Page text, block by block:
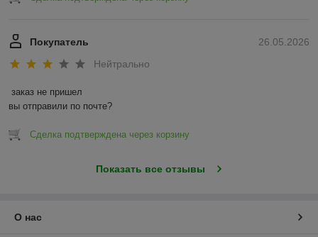
26.05.2026
Покупатель
Нейтрально
заказ не пришел
вы отправили по почте?
Сделка подтверждена через корзину
Показать все отзывы
О нас